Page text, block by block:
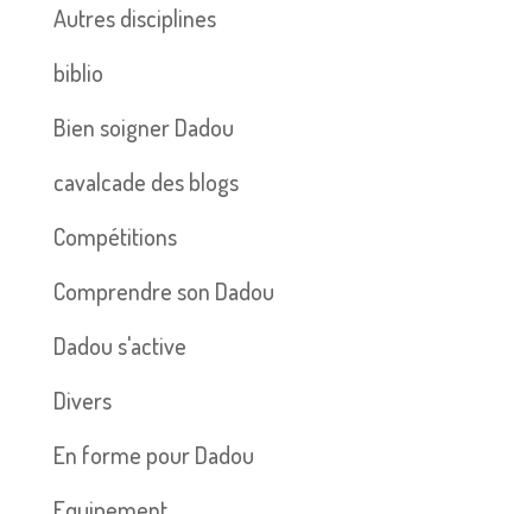
Autres disciplines
biblio
Bien soigner Dadou
cavalcade des blogs
Compétitions
Comprendre son Dadou
Dadou s'active
Divers
En forme pour Dadou